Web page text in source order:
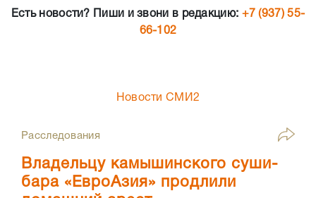
Есть новости? Пиши и звони в редакцию: +7 (937) 55-
66-102
Новости СМИ2
Расследования
Владельцу камышинского суши-
бара «ЕвроАзия» продлили